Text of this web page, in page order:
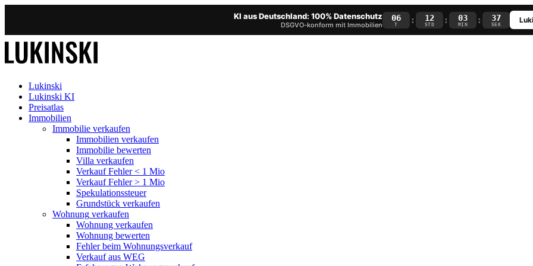
KI aus Deutschland: 100% Datenschutz
DSGVO-konform mit Immobilien
06
T : 12
STD : 03
MIN : 36
SEK
Lukinski
Lukinski KI
Preisatlas
Immobilien
Immobilie verkaufen
Immobilien verkaufen
Immobilie bewerten
Villa verkaufen
Verkauf Fehler < 1 Mio
Verkauf Fehler > 1 Mio
Spekulationssteuer
Grundstück verkaufen
Wohnung verkaufen
Wohnung verkaufen
Wohnung bewerten
Fehler beim Wohnungsverkauf
Verkauf aus WEG